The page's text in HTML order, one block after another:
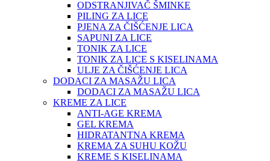
ODSTRANJIVAČ ŠMINKE
PILING ZA LICE
PJENA ZA ČIŠĆENJE LICA
SAPUNI ZA LICE
TONIK ZA LICE
TONIK ZA LICE S KISELINAMA
ULJE ZA ČIŠĆENJE LICA
DODACI ZA MASAŽU LICA
DODACI ZA MASAŽU LICA
KREME ZA LICE
ANTI-AGE KREMA
GEL KREMA
HIDRATANTNA KREMA
KREMA ZA SUHU KOŽU
KREME S KISELINAMA